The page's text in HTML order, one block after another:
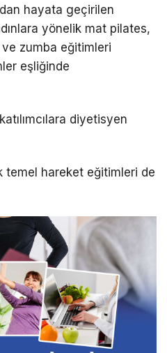
hayata geçirilen
yönelik mat pilates,
zumba eğitimleri
eşliğinde
diyetisyen
hareket eğitimleri de